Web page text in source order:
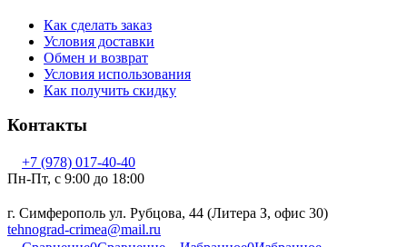
Как сделать заказ
Условия доставки
Обмен и возврат
Условия использования
Как получить скидку
Контакты
+7 (978) 017-40-40
Пн-Пт, c 9:00 до 18:00
г. Симферополь ул. Рубцова, 44 (Литера З, офис 30)
tehnograd-crimea@mail.ru